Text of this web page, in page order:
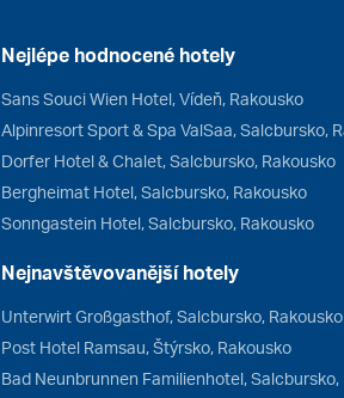
Nejlépe hodnocené hotely
Sans Souci Wien Hotel, Vídeň, Rakousko
Dorfer Hotel & Chalet, Salcbursko, Rakousko
Bergheimat Hotel, Salcbursko, Rakousko
Sonngastein Hotel, Salcbursko, Rakousko
Nejnavštěvovanější hotely
Unterwirt Großgasthof, Salcbursko, Rakousko
Post Hotel Ramsau, Štýrsko, Rakousko